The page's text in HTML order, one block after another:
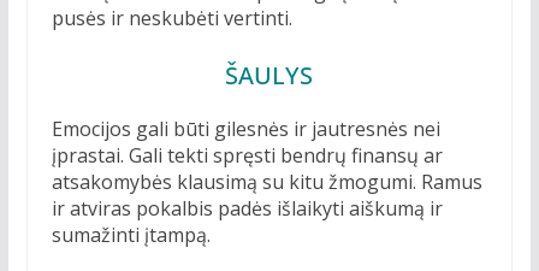
pusės ir neskubėti vertinti.
ŠAULYS
Emocijos gali būti gilesnės ir jautresnės nei
įprastai. Gali tekti spręsti bendrų finansų ar
atsakomybės klausimą su kitu žmogumi. Ramus
ir atviras pokalbis padės išlaikyti aiškumą ir
sumažinti įtampą.